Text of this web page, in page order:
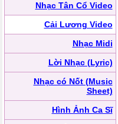
Nhạc Tân Cổ Video
Cải Lương Video
Nhạc Midi
Lời Nhạc (Lyric)
Nhạc có Nốt (Music
Sheet)
Hình Ảnh Ca Sĩ